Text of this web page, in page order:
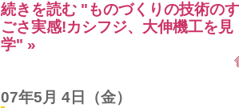
続きを読む "ものづくりの技術のす
ごさ実感!カシフジ、大伸機工を見
学" »
07年5月 4日 （金）